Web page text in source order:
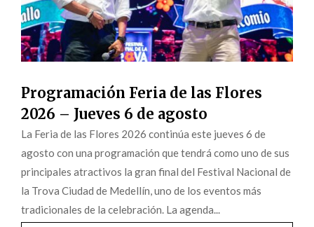
Programación Feria de las Flores
2026 – Jueves 6 de agosto
La Feria de las Flores 2026 continúa este jueves 6 de
agosto con una programación que tendrá como uno de sus
principales atractivos la gran final del Festival Nacional de
la Trova Ciudad de Medellín, uno de los eventos más
tradicionales de la celebración. La agenda...